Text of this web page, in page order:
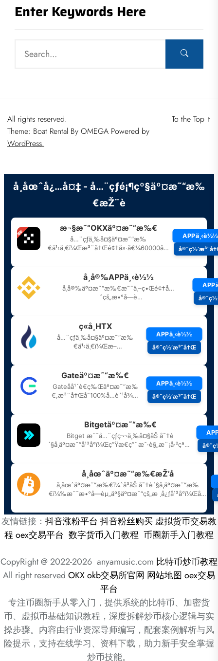
Enter Keywords Here
All rights reserved.
Theme: Boat Rental By OMEGA Powered by
WordPress.
To the Top ↑
友情链接： 抖音涨粉平台 抖音粉丝购买虚拟货币交易教
程oex交易平台 数字货币入门教程 币圈新手入门教程
CopyRight @ 2022-2026 anyamusic.com 比特币炒币教程
All right reserved OKXokb交易所官网 网站地图 oex交易
平台
专注币圈新手从零入门，提供系统的比特币、加密货
币、虚拟币基础知识教程，深度拆解炒币核心逻辑与实
操步骤。内容由行业资深导师编写，配套案例解析与风
险提示，支持在线学习、资料下载，助力新手安全掌握
炒币技能。